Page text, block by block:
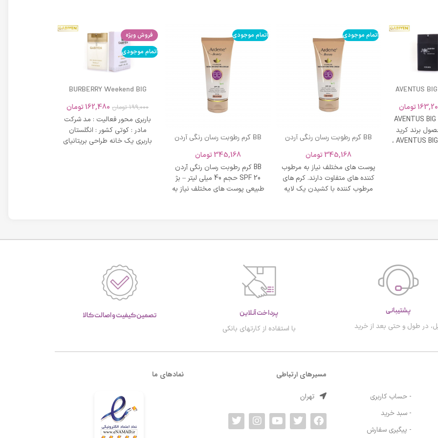
AVENTUS
تومان
AVENTUS
برند کرید
ادکلن AVENTUS BIG MODERN ،
اتمام موجودی
BB کرم رطوبت رسان رنگی آردن
روشن
345,168تومان
پوست های مختلف نیاز به مرطوب
کننده های متفاوت دارند. کرم های
مرطوب کننده با کشیدن یک لایه
اتمام موجودی
BB کرم رطوبت رسان رنگی آردن
طبیعی
345,168تومان
BB کرم رطوبت رسان رنگی آردن
SPF 20 حجم 40 میلی لیتر – بژ
طبیعی پوست های مختلف نیاز به
فروش ویژه
اتمام موجودی
BURBERRY Weekend BIG
199,000 تومان 162,480تومان
باربری محور فعالیت : مد شرکت
مادر : کوتی کشور : انگلستان
باربری یک خانه طراحی بریتانیای
پشتیبانی
در طول و حتی بعد از خرید
پرداخت آنلاین
با استفاده از کارتهای بانکی
تصمین کیفیت و اصالت کالا
- حساب کاربری
- سبد خرید
- پیگیری سفارش
مسیرهای ارتباطی
تهران
نمادهای ما